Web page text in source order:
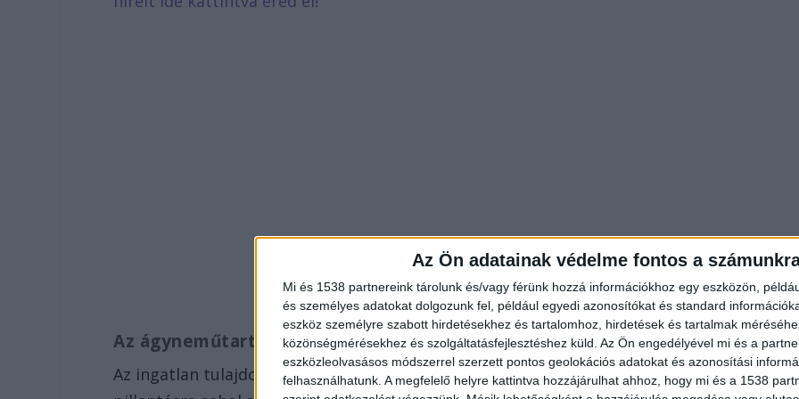
Az Ön adatainak védelme fontos a
Mi és 1538 partnereink tárolunk és/vagy férünk hozzá információkhoz egy eszközön,
és személyes adatokat dolgozunk fel, például egyedi azonosítókat és standard
eszköz személyre szabott hirdetésekhez és tartalomhoz, hirdetések és tartalmak
közönségmérésekhez és szolgáltatásfejlesztéshez küld. Az Ön engedélyével mi és a
eszközleolvasásos módszerrel szerzett pontos geolokációs adatokat és azonosítási
felhasználhatunk. A megfelelő helyre kattintva hozzájárulhat ahhoz, hogy mi és a 1538
Az ágyneműtartó titka
Az ingatlan tulajdonosa beengedte a hatóság embereit, ám a keresett férfi első